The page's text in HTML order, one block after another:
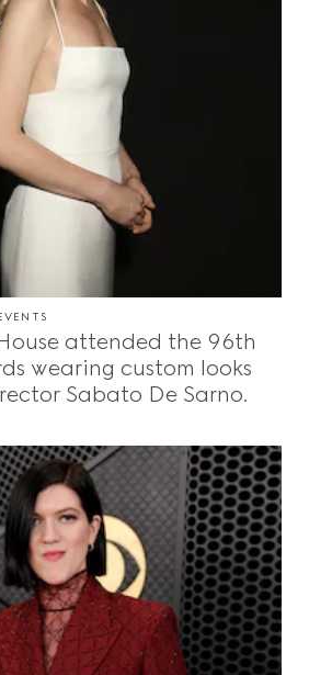
attended the 96th
wearing custom looks
Sabato De Sarno.